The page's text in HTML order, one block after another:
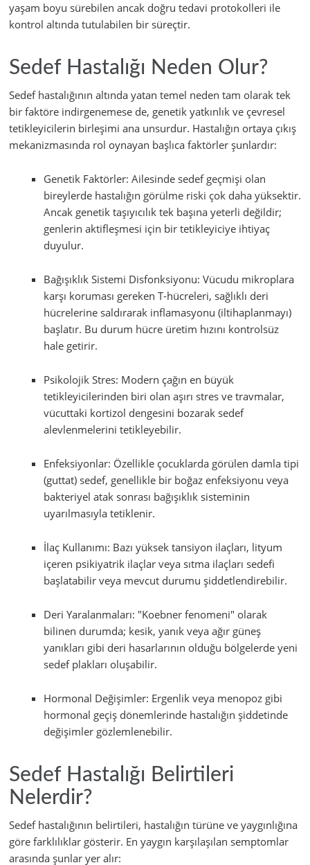
yaşam boyu sürebilen ancak doğru tedavi protokolleri ile
kontrol altında tutulabilen bir süreçtir.
Sedef Hastalığı Neden Olur?
Sedef hastalığının altında yatan temel neden tam olarak tek
bir faktöre indirgenemese de, genetik yatkınlık ve çevresel
tetikleyicilerin birleşimi ana unsurdur. Hastalığın ortaya çıkış
mekanizmasında rol oynayan başlıca faktörler şunlardır:
Genetik Faktörler: Ailesinde sedef geçmişi olan
bireylerde hastalığın görülme riski çok daha yüksektir.
Ancak genetik taşıyıcılık tek başına yeterli değildir;
genlerin aktifleşmesi için bir tetikleyiciye ihtiyaç
duyulur.
Bağışıklık Sistemi Disfonksiyonu: Vücudu mikroplara
karşı koruması gereken T-hücreleri, sağlıklı deri
hücrelerine saldırarak inflamasyonu (iltihaplanmayı)
başlatır. Bu durum hücre üretim hızını kontrolsüz
hale getirir.
Psikolojik Stres: Modern çağın en büyük
tetikleyicilerinden biri olan aşırı stres ve travmalar,
vücuttaki kortizol dengesini bozarak sedef
alevlenmelerini tetikleyebilir.
Enfeksiyonlar: Özellikle çocuklarda görülen damla tipi
(guttat) sedef, genellikle bir boğaz enfeksiyonu veya
bakteriyel atak sonrası bağışıklık sisteminin
uyarılmasıyla tetiklenir.
İlaç Kullanımı: Bazı yüksek tansiyon ilaçları, lityum
içeren psikiyatrik ilaçlar veya sıtma ilaçları sedefi
başlatabilir veya mevcut durumu şiddetlendirebilir.
Deri Yaralanmaları: "Koebner fenomeni" olarak
bilinen durumda; kesik, yanık veya ağır güneş
yanıkları gibi deri hasarlarının olduğu bölgelerde yeni
sedef plakları oluşabilir.
Hormonal Değişimler: Ergenlik veya menopoz gibi
hormonal geçiş dönemlerinde hastalığın şiddetinde
değişimler gözlemlenebilir.
Sedef Hastalığı Belirtileri
Nelerdir?
Sedef hastalığının belirtileri, hastalığın türüne ve yaygınlığına
göre farklılıklar gösterir. En yaygın karşılaşılan semptomlar
arasında şunlar yer alır: